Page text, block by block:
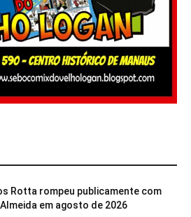
Rotta rompeu publicamente com
Almeida em agosto de 2026